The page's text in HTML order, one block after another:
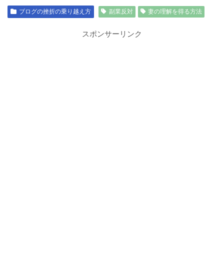
ブログの挫折の乗り越え方 副業反対 妻の理解を得る方法
スポンサーリンク